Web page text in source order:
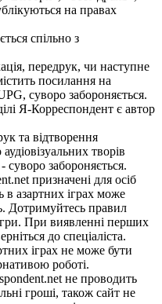
на правах
спільно з
передрук, чи наступне
посилання на
суворо забороняється.
Я-Корреспондент є автор
та відтворення
творів
суворо забороняється.
призначені для осіб
азартних іграх може
Дотримуйтесь правил
гри. При виявленні перших
до спеціаліста.
іграх не може бути
роботі.
не проводить
гроші, також сайт не